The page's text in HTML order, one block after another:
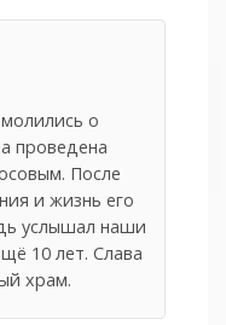
о
проведена
После
и жизнь его
услышал наши
10 лет. Слава
храм.